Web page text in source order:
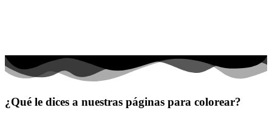
Transporte
Libros para colorear para niños
¿Qué le dices a nuestras páginas para colorear?